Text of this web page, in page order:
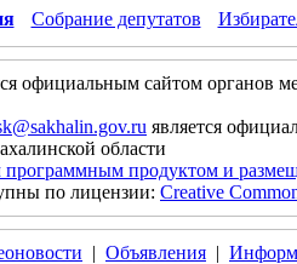
Собрание депутатов
официальным сайтом органов
является
области
программным продуктом и
по лицензии: Creative
| Объявления |